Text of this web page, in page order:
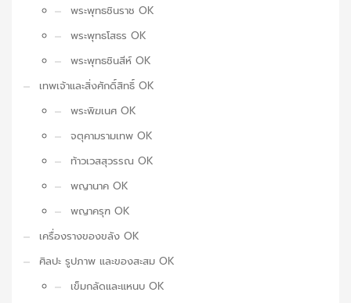
พระพุทธชินราช OK
พระพุทธโสธร OK
พระพุทธชินสีห์ OK
เทพเจ้าและสิ่งศักดิ์สิทธิ์ OK
พระพิฆเนศ OK
จตุคามรามเทพ OK
ท้าวเวสสุวรรณ OK
พญานาค OK
พญาครุฑ OK
เครื่องรางของขลัง OK
ศิลปะ รูปภาพ และของสะสม OK
เข็มกลัดและแหนบ OK